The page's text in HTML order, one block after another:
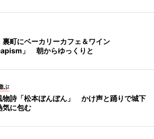
裏町にベーカリーカフェ＆ワイン
」 朝からゆっくりと
ぶ
物詩「松本ぼんぼん」 かけ声と踊りで城下
気に包む